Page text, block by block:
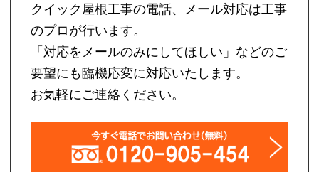
クイック屋根工事の電話、メール対応は工事
のプロが行います。
「対応をメールのみにしてほしい」などのご
要望にも臨機応変に対応いたします。
お気軽にご連絡ください。